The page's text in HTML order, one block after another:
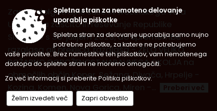
Prireditev ob kulturnem prazniku
03.02.2023 ob 19:00
Zaradi dolgotrajne suše in vročinskega vala
Uprava za zaščito in reševanje Republike
Slovenije s 30. julijem 2026, do spremembe
razglasa ali preklica, razglaša - ZELO VELIKO
POŽARNO OGROŽENOST NARAVNEGA OKOLJA na
območjih občin Koper, Sežana, Divača, Hrpelje -
Spletna stran za nemoteno delovanje
uporablja piškotke
Spletna stran za delovanje uporablja samo nujno
potrebne piškotke, za katere ne potrebujemo
vaše privolitve. Brez namestitve teh piškotkov, vam nemotenega
dostopa do spletne strani ne moremo omogočiti.
Za več informacij si preberite Politika piškotkov.
Želim izvedeti več Zapri obvestilo